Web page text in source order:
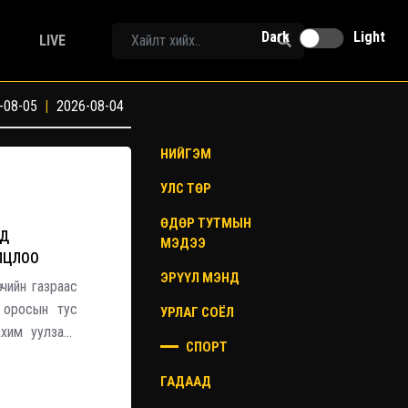
LIVE Dark Light
05 | 2026-08-04
газраас
оросын тус
уулзалт
НИЙГЭМ
УЛС ТӨР
ӨДӨР ТУТМЫН
МЭДЭЭ
ЭРҮҮЛ МЭНД
УРЛАГ СОЁЛ
СПОРТ
ГАДААД